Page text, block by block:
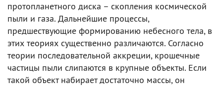
протопланетного диска – скопления космической
пыли и газа. Дальнейшие процессы,
предшествующие формированию небесного тела, в
этих теориях существенно различаются. Согласно
теории последовательной аккреции, крошечные
частицы пыли слипаются в крупные объекты. Если
такой объект набирает достаточно массы, он